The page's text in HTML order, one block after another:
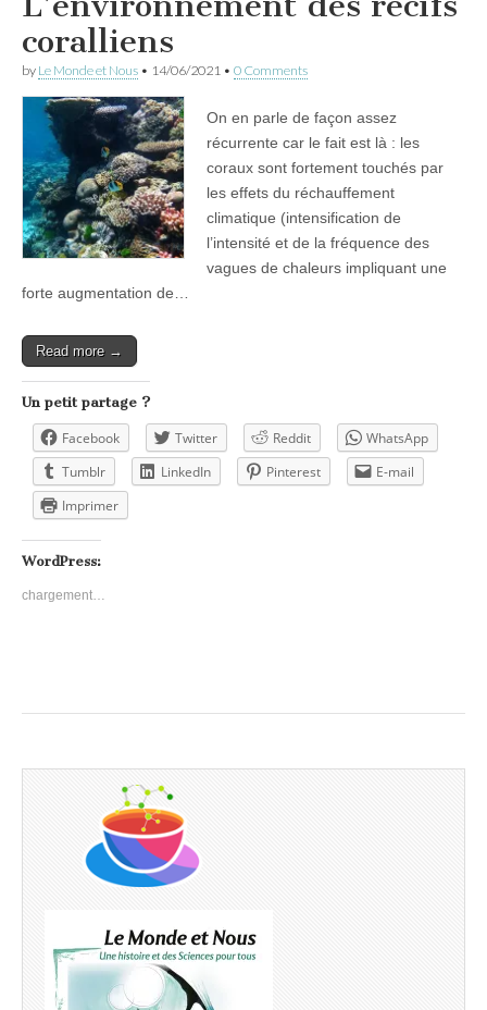
coralliens
by Le Monde et Nous • 14/06/2021 • 0 Comments
On en parle de façon assez
récurrente car le fait est là : les
coraux sont fortement touchés par
les effets du réchauffement
climatique (intensification de
l’intensité et de la fréquence des
vagues de chaleurs impliquant une
forte augmentation de…
Read more →
Un petit partage ?
Facebook Twitter Reddit
WhatsApp
Tumblr
LinkedIn Pinterest
E-mail
Imprimer
WordPress:
chargement…